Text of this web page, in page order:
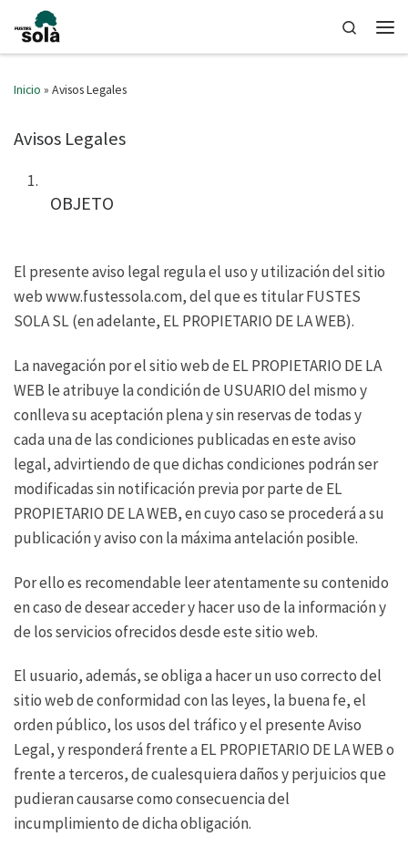
Saltar al contenido
Search
Inicio » Avisos Legales
Avisos Legales
OBJETO
El presente aviso legal regula el uso y utilización del sitio
web www.fustessola.com, del que es titular FUSTES
SOLA SL (en adelante, EL PROPIETARIO DE LA WEB).
La navegación por el sitio web de EL PROPIETARIO DE LA
WEB le atribuye la condición de USUARIO del mismo y
conlleva su aceptación plena y sin reservas de todas y
cada una de las condiciones publicadas en este aviso
legal, advirtiendo de que dichas condiciones podrán ser
modificadas sin notificación previa por parte de EL
PROPIETARIO DE LA WEB, en cuyo caso se procederá a su
publicación y aviso con la máxima antelación posible.
Por ello es recomendable leer atentamente su contenido
en caso de desear acceder y hacer uso de la información y
de los servicios ofrecidos desde este sitio web.
El usuario, además, se obliga a hacer un uso correcto del
sitio web de conformidad con las leyes, la buena fe, el
orden público, los usos del tráfico y el presente Aviso
Legal, y responderá frente a EL PROPIETARIO DE LA WEB o
frente a terceros, de cualesquiera daños y perjuicios que
pudieran causarse como consecuencia del
incumplimiento de dicha obligación.